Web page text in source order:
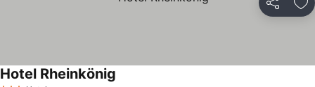
Partilhar
Hotel Rheinkönig